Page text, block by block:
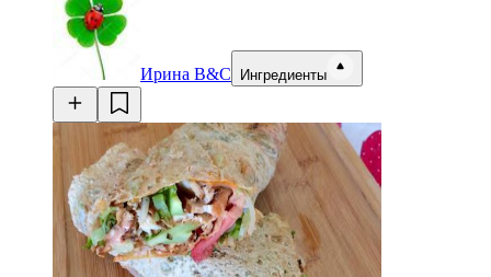
Ирина B&C Ингредиенты